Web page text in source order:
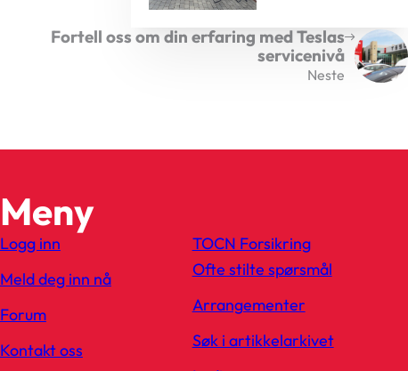
Neste
Fortell oss om din erfaring med Teslas
servicenivå
Meny
Logg inn
Meld deg inn nå
Forum
Kontakt oss
TOCN Forsikring
Ofte stilte spørsmål
Arrangementer
Søk i artikkelarkivet